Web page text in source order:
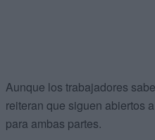
Aunque los trabajadores
reiteran que siguen abiertos
para ambas partes.